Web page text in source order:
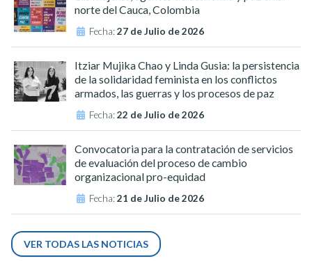
norte del Cauca, Colombia
Fecha:27 de Julio de 2026
Itziar Mujika Chao y Linda Gusia: la persistencia
de la solidaridad feminista en los conflictos
armados, las guerras y los procesos de paz
Fecha:22 de Julio de 2026
Convocatoria para la contratación de servicios
de evaluación del proceso de cambio
organizacional pro-equidad
Fecha:21 de Julio de 2026
VER TODAS LAS NOTICIAS